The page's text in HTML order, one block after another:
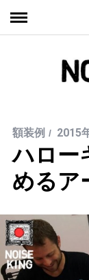
額装例 2015
ハロー
めるア